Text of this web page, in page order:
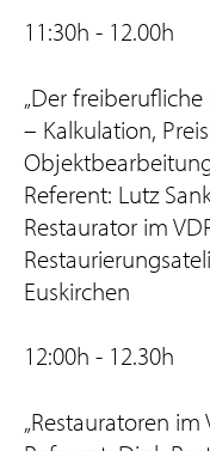
11:30h - 12.00h
„Der
– Kalkulation,
Referent: Lutz
Restaurator im
Euskirchen
12:00h - 12.30h
„Restauratoren im